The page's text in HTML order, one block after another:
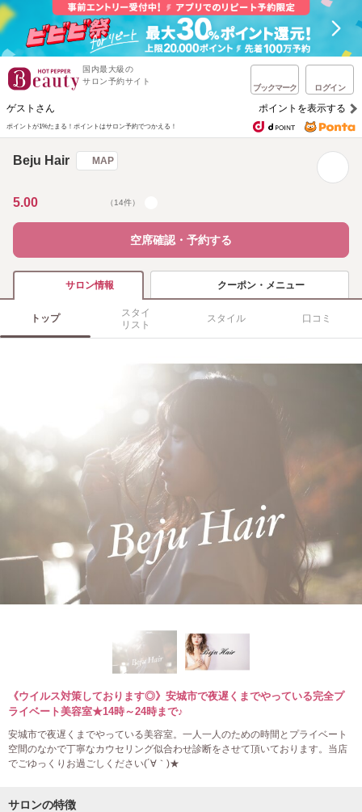
国内最大級の
サロン予約サイト
ブックマーク ログイン
ゲストさん ポイントを表示する
ポイントが1%たまる！ ポイントはサロン予約でつかえる！
Beju Hair MAP
5.00 （14件）
空席確認・予約する
サロン情報 クーポン・メニュー
トップ
スタイ
リスト
スタイル 口コミ
《ウイルス対策しております◎》安城市で夜遅くまでやっている完全プ
ライベート美容室★14時～24時まで♪
安城市で夜遅くまでやっている美容室。一人一人のための時間とプライベート
空間のなかで丁寧なカウセリング似合わせ診断をさせて頂いております。当店
でごゆっくりお過ごしください(´∀｀)★
サロンの特徴